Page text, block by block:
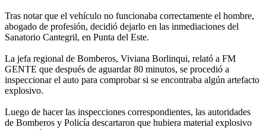
Tras notar que el vehículo no funcionaba correctamente el hombre,
abogado de profesión, decidió dejarlo en las inmediaciones del
Sanatorio Cantegril, en Punta del Este.
La jefa regional de Bomberos, Viviana Borlinqui, relató a FM
GENTE que después de aguardar 80 minutos, se procedió a
inspeccionar el auto para comprobar si se encontraba algún artefacto
explosivo.
Luego de hacer las inspecciones correspondientes, las autoridades
de Bomberos y Policía descartaron que hubiera material explosivo